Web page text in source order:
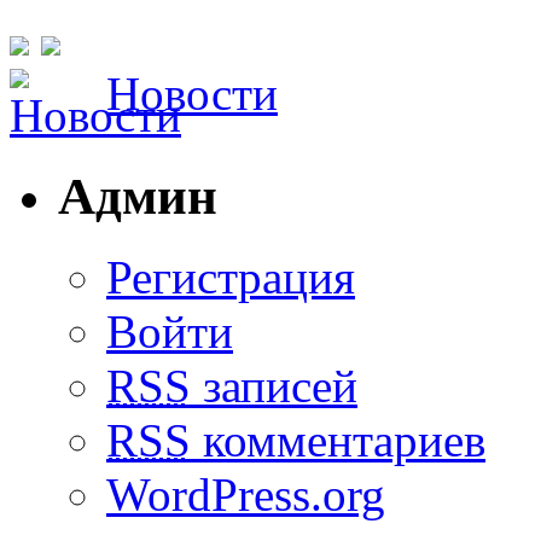
Новости
Админ
Регистрация
Войти
RSS записей
RSS комментариев
WordPress.org